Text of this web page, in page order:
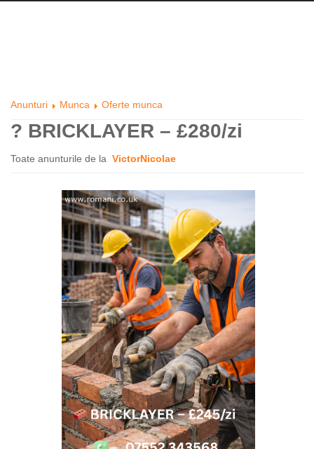
Anunturi Munca Oferte munca
? BRICKLAYER – £280/zi
Toate anunturile de la VictorNicolae